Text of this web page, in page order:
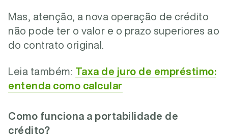
Mas, atenção, a nova operação de crédito
não pode ter o valor e o prazo superiores ao
do contrato original.
Leia também: Taxa de juro de empréstimo:
entenda como calcular
Como funciona a portabilidade de
crédito?